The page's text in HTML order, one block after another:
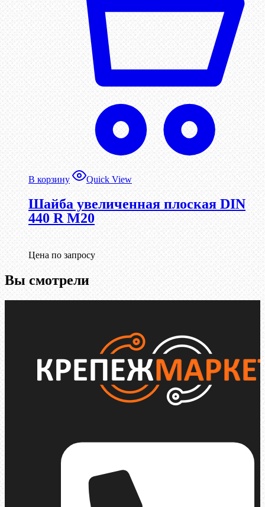
В корзину Quick View
Шайба увеличенная плоская DIN
440 R М20
Цена по запросу
Вы смотрели